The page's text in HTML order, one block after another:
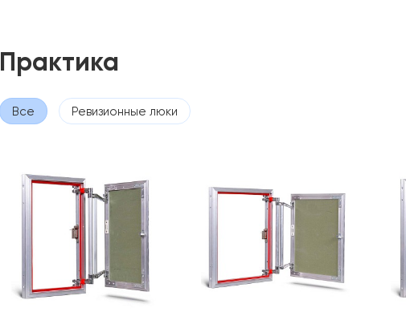
Практика
Все Ревизионные люки